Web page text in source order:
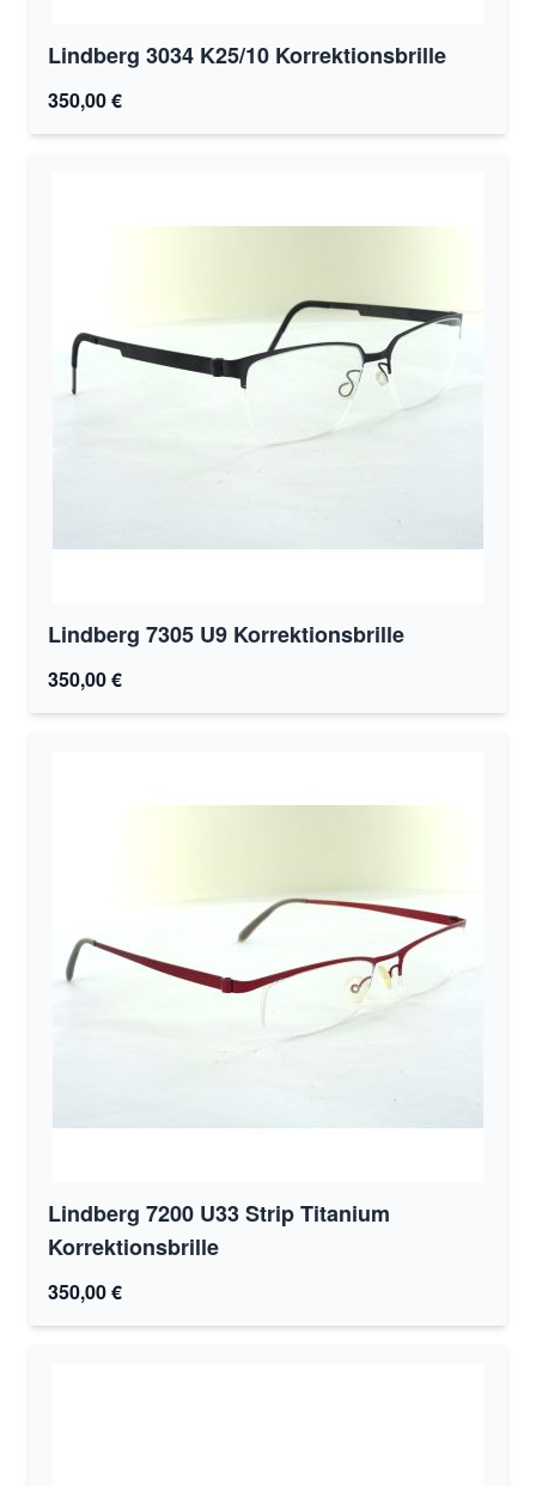
Lindberg 3034 K25/10 Korrektionsbrille
350,00 €
Lindberg 7305 U9 Korrektionsbrille
350,00 €
Lindberg 7200 U33 Strip Titanium
Korrektionsbrille
350,00 €